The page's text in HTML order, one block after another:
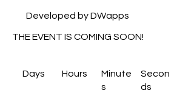
Secon
ds
Minute
s
Hours
Days
THE EVENT IS COMING SOON!
Developed by DWapps